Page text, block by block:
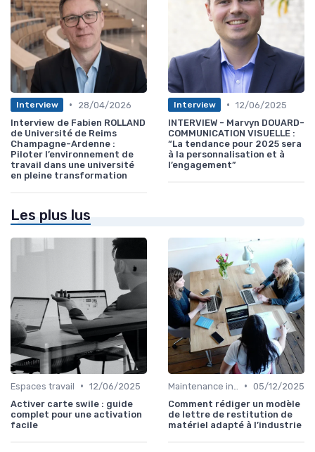
Interview •
28/04/2026
Interview de Fabien ROLLAND
de Université de Reims
Champagne-Ardenne :
Piloter l’environnement de
travail dans une université
en pleine transformation
Interview • 12/06/2025
INTERVIEW - Marvyn DOUARD-
COMMUNICATION VISUELLE :
“La tendance pour 2025 sera
à la personnalisation et à
l’engagement”
Les plus lus
Espaces travail • 12/06/2025
Activer carte swile : guide
complet pour une activation
facile
• 05/12/2025
Comment rédiger un modèle
de lettre de restitution de
matériel adapté à l’industrie